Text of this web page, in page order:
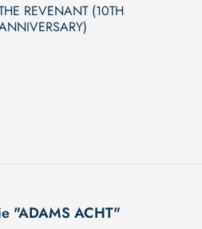
REVENANT (10TH
"ADAMS ACHT"